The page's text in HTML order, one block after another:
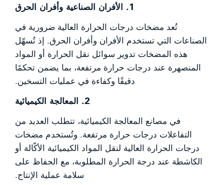
1. الأفران الصناعية وأفران الحرق
تُعد مضخات درجات الحرارة العالية ضرورية في
الصناعات التي تستخدم الأفران وأفران الحرق. إذ تُسهّل
هذه المضخات تدوير سوائل نقل الحرارة أو المواد
المنصهرة عند درجات حرارة مرتفعة، بما يضمن تحكمًا
دقيقًا وكفاءة في عمليات التسخين.
2. المعالجة الكيميائية
في مصانع المعالجة الكيميائية، تتطلب العديد من
التفاعلات درجات حرارة مرتفعة. وتُستخدم مضخات
درجات الحرارة العالية لنقل المواد الكيميائية الأكّالة أو
الكاشطة عند درجة الحرارة المطلوبة، مع الحفاظ على
سلامة عملية الإنتاج.